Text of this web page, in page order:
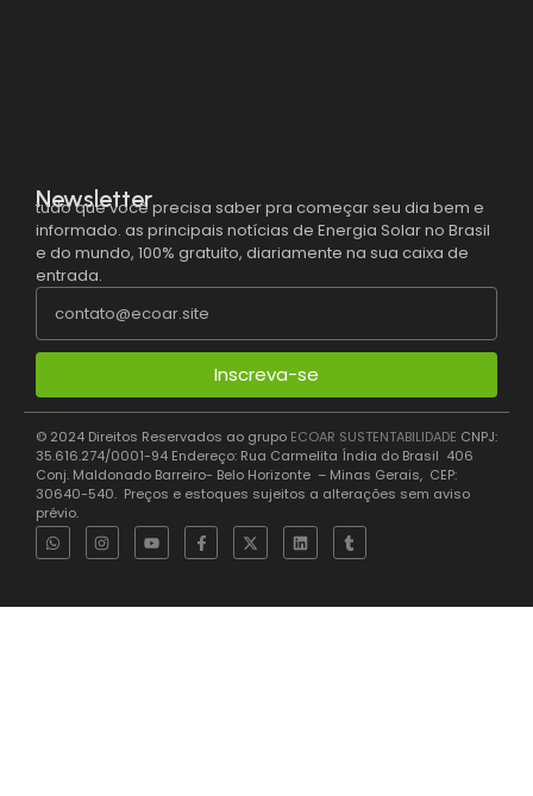
Newsletter
tudo que você precisa saber pra começar seu dia bem e
informado. as principais notícias de Energia Solar no Brasil
e do mundo, 100% gratuito, diariamente na sua caixa de
entrada.
Inscreva-se
© 2024 Direitos Reservados ao grupo ECOAR SUSTENTABILIDADE CNPJ:
35.616.274/0001-94 Endereço: Rua Carmelita Índia do Brasil 406
Conj. Maldonado Barreiro- Belo Horizonte – Minas Gerais, CEP:
30640-540. Preços e estoques sujeitos a alterações sem aviso
prévio.